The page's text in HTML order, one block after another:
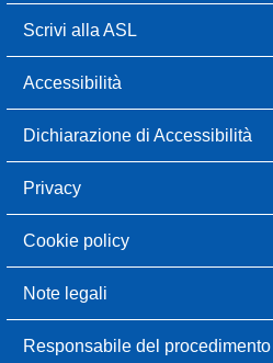
Scrivi alla ASL
Accessibilità
Dichiarazione di Accessibilità
Privacy
Cookie policy
Note legali
Responsabile del